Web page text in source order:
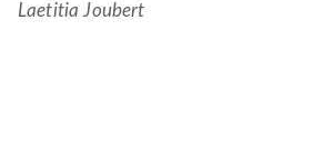
Laetitia Joubert